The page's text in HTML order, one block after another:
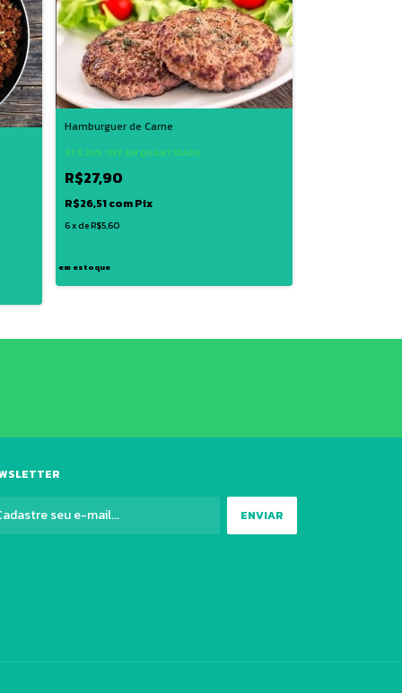
Hamburguer de Carne
ATÉ 25% OFF EM QUANTIDADE
R$27,90
R$26,51comPix
6x deR$5,60
em estoque